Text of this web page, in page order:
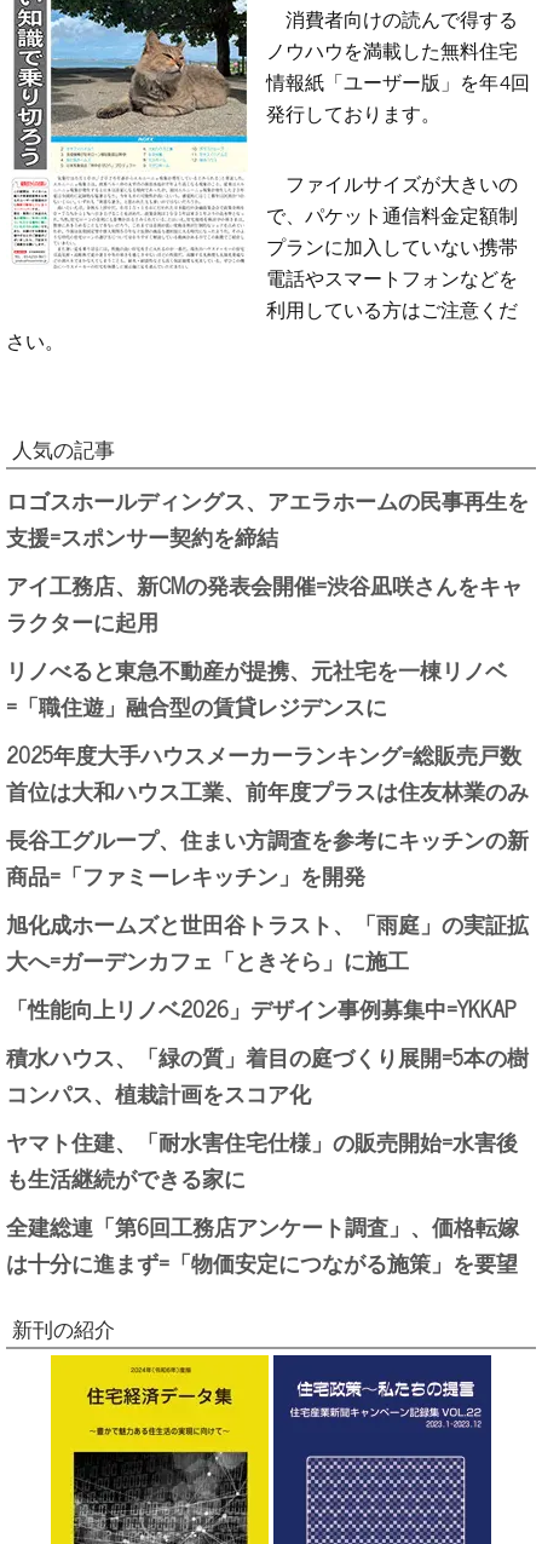
消費者向けの読んで得する
ノウハウを満載した無料住宅
情報紙「ユーザー版」を年4回
発行しております。
ファイルサイズが大きいの
で、パケット通信料金定額制
プランに加入していない携帯
電話やスマートフォンなどを
利用している方はご注意くだ
さい。
人気の記事
ロゴスホールディングス、アエラホームの民事再生を
支援=スポンサー契約を締結
アイ工務店、新CMの発表会開催=渋谷凪咲さんをキャ
ラクターに起用
リノべると東急不動産が提携、元社宅を一棟リノベ
=「職住遊」融合型の賃貸レジデンスに
2025年度大手ハウスメーカーランキング=総販売戸数
首位は大和ハウス工業、前年度プラスは住友林業のみ
長谷工グループ、住まい方調査を参考にキッチンの新
商品=「ファミーレキッチン」を開発
旭化成ホームズと世田谷トラスト、「雨庭」の実証拡
大へ=ガーデンカフェ「ときそら」に施工
「性能向上リノベ2026」デザイン事例募集中=YKKAP
積水ハウス、「緑の質」着目の庭づくり展開=5本の樹
コンパス、植栽計画をスコア化
ヤマト住建、「耐水害住宅仕様」の販売開始=水害後
も生活継続ができる家に
全建総連「第6回工務店アンケート調査」、価格転嫁
は十分に進まず=「物価安定につながる施策」を要望
新刊の紹介